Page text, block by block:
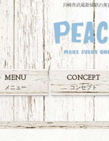
川崎市武蔵新城駅の
MENU
メニュー
CONCEPT
コンセプト